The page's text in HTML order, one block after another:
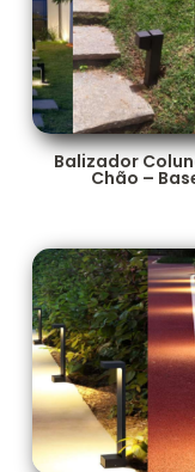
Balizador
Chão –